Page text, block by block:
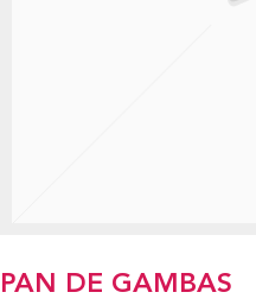
PAN DE GAMBAS